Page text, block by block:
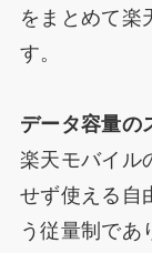
をまとめて楽
す。
データ容量の
楽天モバイル
せず使える自
う従量制であ